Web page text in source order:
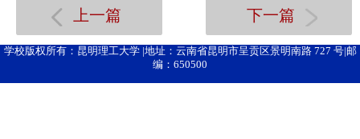
上一篇 下一篇
学校版权所有：昆明理工大学 |地址：云南省昆明市呈贡区景明南路 727 号|邮
编：650500